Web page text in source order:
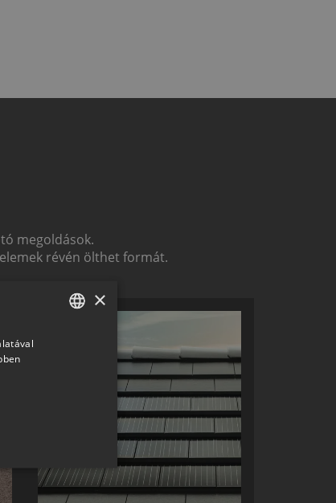
megoldások.
révén ölthet formát.
CROATIAN
×